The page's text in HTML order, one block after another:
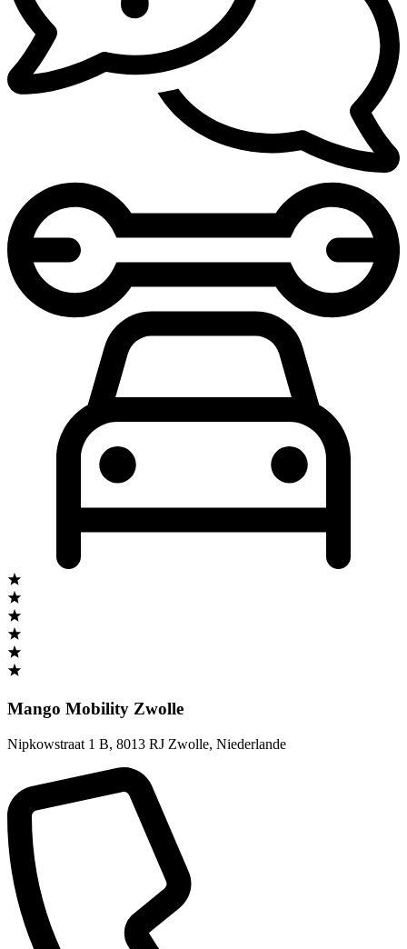
Mango Mobility Zwolle
Nipkowstraat 1 B, 8013 RJ Zwolle, Niederlande